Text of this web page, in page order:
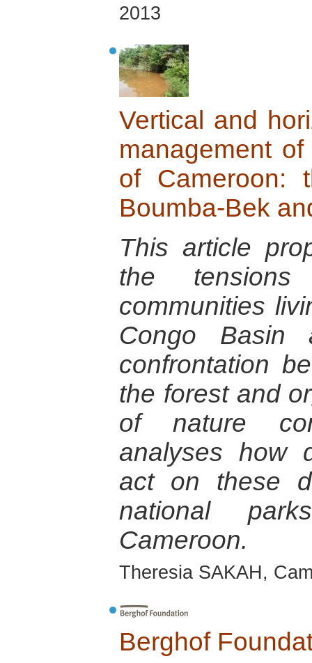
2013
Vertical and
management
of Cameroon:
Boumba-Bek
This article
the tensions
communities
Congo
confrontation
the forest and
of nature
analyses how
act on these
national
Cameroon.
Theresia SAKAH,
Berghof